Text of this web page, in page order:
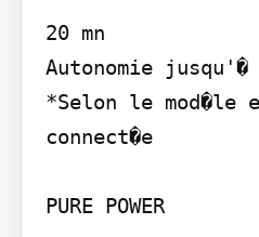
20 mn
Autonomie jusqu'�
*Selon le mod�le
connect�e
PURE POWER